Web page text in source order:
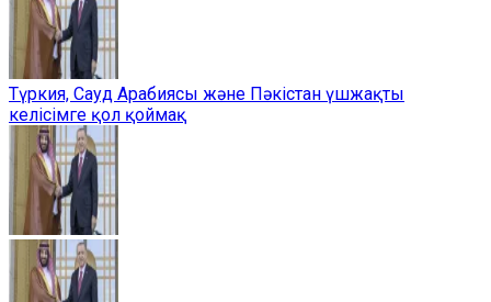
Түркия, Сауд Арабиясы және Пәкістан үшжақты
келісімге қол қоймақ